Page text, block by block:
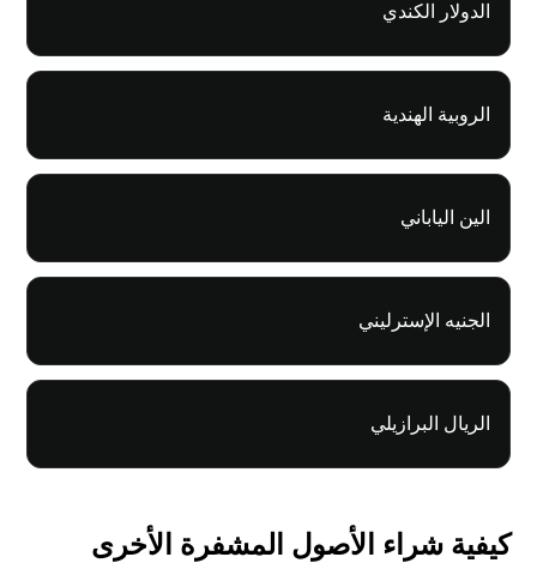
الدولار الكندي
الروبية الهندية
الين الياباني
الجنيه الإسترليني
الريال البرازيلي
كيفية شراء الأصول المشفرة الأخرى